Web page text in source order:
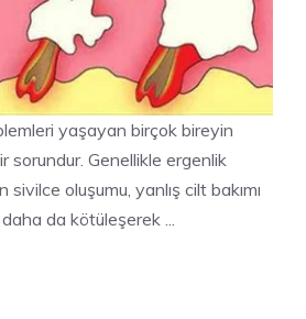
yaşayan birçok bireyin
sorundur. Genellikle ergenlik
oluşumu, yanlış cilt bakımı
da kötüleşerek ...